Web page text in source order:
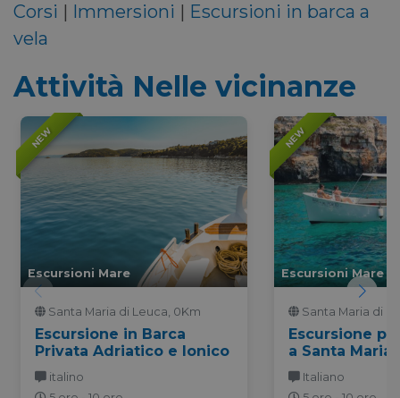
Corsi | Immersioni | Escursioni in barca a
vela
Attività Nelle vicinanze
NEW
Escursioni Mare
Santa Maria di Leuca, 0Km
Escursione in Barca
Privata Adriatico e Ionico
italino
NEW
Escursioni Mare
Santa Maria di
Escursione
a Santa Maria
Italiano